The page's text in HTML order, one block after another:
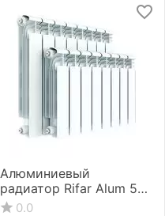
Алюминиевый
радиатор Rifar Alum 500
10 секций
0.0